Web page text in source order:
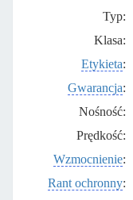
Typ:
Klasa:
Etykieta:
Gwarancja:
Nośność:
Prędkość:
Wzmocnienie:
Rant ochronny: